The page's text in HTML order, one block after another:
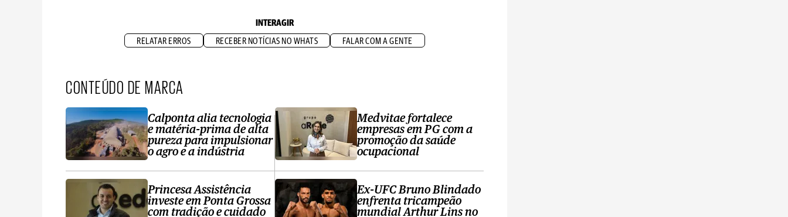
INTERAGIR
RELATAR ERROS RECEBER NOTÍCIAS NO WHATS FALAR COM A GENTE
CONTEÚDO DE MARCA
Calponta alia tecnologia
e matéria-prima de alta
pureza para impulsionar
o agro e a indústria
Princesa Assistência
investe em Ponta Grossa
com tradição e cuidado
Medvitae fortalece
empresas em PG com a
promoção da saúde
ocupacional
Ex-UFC Bruno Blindado
enfrenta tricampeão
mundial Arthur Lins no